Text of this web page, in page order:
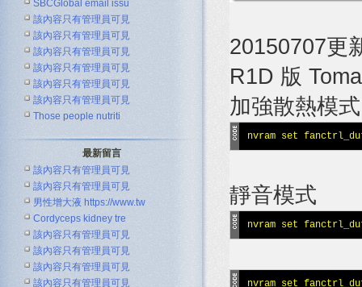
20150707更
R1D 版
加強散熱模
nvram set
靜音模式
nvram set
nvram set
SBCGlobal email issu
該內容只有管理員可見
該內容只有管理員可見
該內容只有管理員可見
該內容只有管理員可見
該內容只有管理員可見
該內容只有管理員可見
Those people nutriti
最新留言
該內容只有管理員可見
該內容只有管理員可見
男性增大液 https://www.tw
Cordyceps kidney tre
該內容只有管理員可見
該內容只有管理員可見
該內容只有管理員可見
該內容只有管理員可見